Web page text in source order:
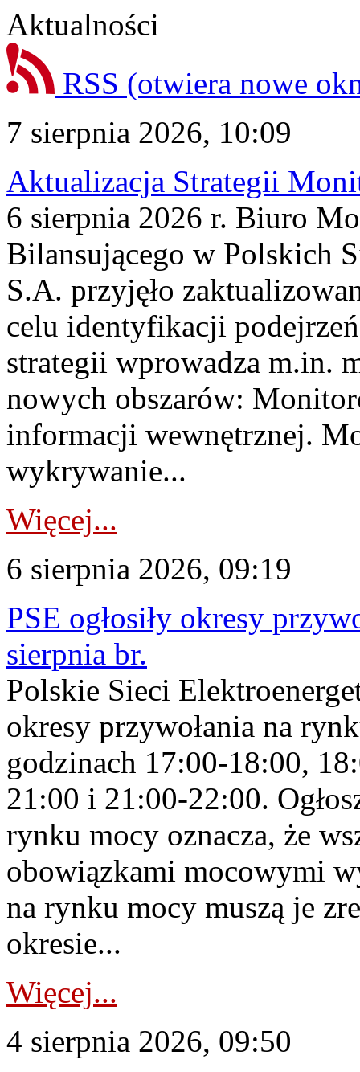
Aktualności
RSS (otwiera nowe
7 sierpnia 2026, 10:09
Aktualizacja Strategii
6 sierpnia 2026 r. Biuro
Bilansującego w Polskich
S.A. przyjęło
celu identyfikacji
strategii wprowadza m.in.
nowych obszarów:
informacji wewnętrznej.
wykrywanie...
Więcej...
6 sierpnia 2026, 09:19
PSE ogłosiły okresy
sierpnia br.
Polskie Sieci
okresy przywołania na
godzinach 17:00-18:00,
21:00 i 21:00-22:00.
rynku mocy oznacza, że
obowiązkami mocowymi
na rynku mocy muszą je
okresie...
Więcej...
4 sierpnia 2026, 09:50